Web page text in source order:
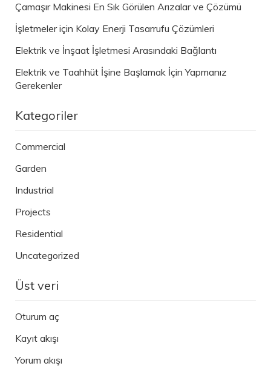
Çamaşır Makinesi En Sık Görülen Arızalar ve Çözümü
İşletmeler için Kolay Enerji Tasarrufu Çözümleri
Elektrik ve İnşaat İşletmesi Arasındaki Bağlantı
Elektrik ve Taahhüt İşine Başlamak İçin Yapmanız
Gerekenler
Kategoriler
Commercial
Garden
Industrial
Projects
Residential
Uncategorized
Üst veri
Oturum aç
Kayıt akışı
Yorum akışı